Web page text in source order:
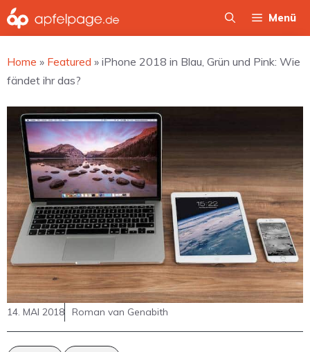
Zum
Inhalt
Menü
Home » Featured » iPhone 2018 in Blau, Grün und Pink: Wie
fändet ihr das?
14. MAI 2018 Roman van Genabith